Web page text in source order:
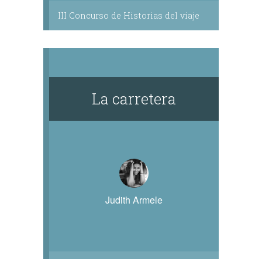
III Concurso de Historias del viaje
La carretera
Judith Armele